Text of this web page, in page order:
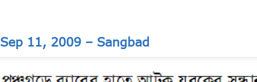
Sep 11, 2009 – Sangbad